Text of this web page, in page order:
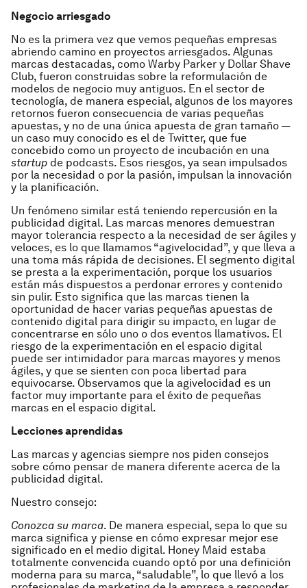
Negocio arriesgado
No es la primera vez que vemos pequeñas empresas
abriendo camino en proyectos arriesgados. Algunas
marcas destacadas, como Warby Parker y Dollar Shave
Club, fueron construidas sobre la reformulación de
modelos de negocio muy antiguos. En el sector de
tecnología, de manera especial, algunos de los mayores
retornos fueron consecuencia de varias pequeñas
apuestas, y no de una única apuesta de gran tamaño —
un caso muy conocido es el de Twitter, que fue
concebido como un proyecto de incubación en una
startup de podcasts. Esos riesgos, ya sean impulsados
por la necesidad o por la pasión, impulsan la innovación
y la planificación.
Un fenómeno similar está teniendo repercusión en la
publicidad digital. Las marcas menores demuestran
mayor tolerancia respecto a la necesidad de ser ágiles y
veloces, es lo que llamamos “agivelocidad”, y que lleva a
una toma más rápida de decisiones. El segmento digital
se presta a la experimentación, porque los usuarios
están más dispuestos a perdonar errores y contenido
sin pulir. Esto significa que las marcas tienen la
oportunidad de hacer varias pequeñas apuestas de
contenido digital para dirigir su impacto, en lugar de
concentrarse en sólo uno o dos eventos llamativos. El
riesgo de la experimentación en el espacio digital
puede ser intimidador para marcas mayores y menos
ágiles, y que se sienten con poca libertad para
equivocarse. Observamos que la agivelocidad es un
factor muy importante para el éxito de pequeñas
marcas en el espacio digital.
Lecciones aprendidas
Las marcas y agencias siempre nos piden consejos
sobre cómo pensar de manera diferente acerca de la
publicidad digital.
Nuestro consejo:
Conozca su marca. De manera especial, sepa lo que su
marca significa y piense en cómo expresar mejor ese
significado en el medio digital. Honey Maid estaba
totalmente convencida cuando optó por una definición
moderna para su marca, “saludable”, lo que llevó a los